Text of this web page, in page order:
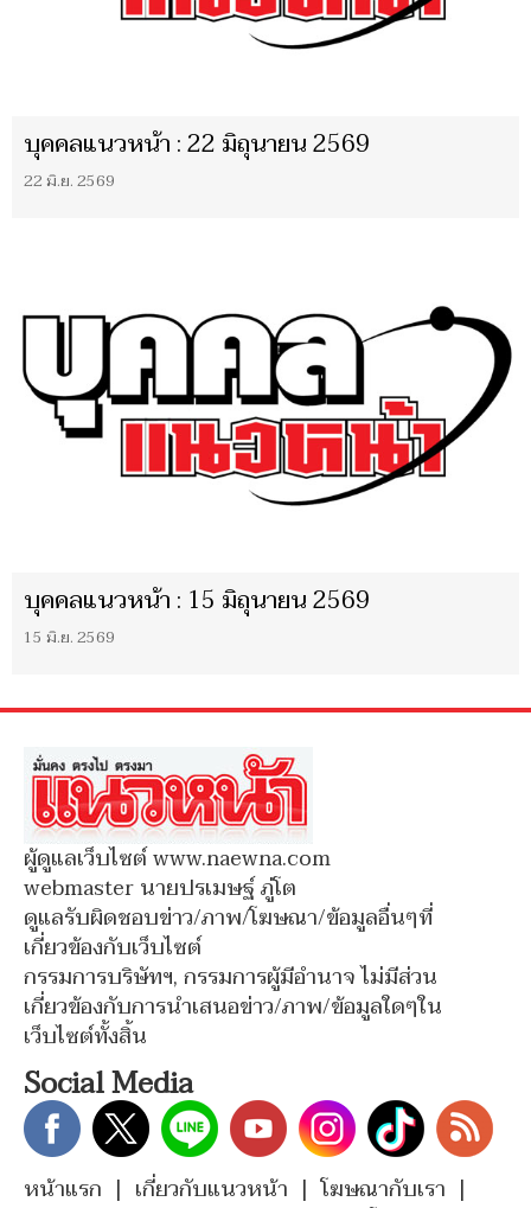
บุคคลแนวหน้า : 22 มิถุนายน 2569
22 มิ.ย. 2569
บุคคลแนวหน้า : 15 มิถุนายน 2569
15 มิ.ย. 2569
ผู้ดูแลเว็บไซต์ www.naewna.com
webmaster นายปรเมษฐ์ ภู่โต
ดูแลรับผิดชอบข่าว/ภาพ/โฆษณา/ข้อมูลอื่นๆที่
เกี่ยวข้องกับเว็บไซต์
กรรมการบริษัทฯ, กรรมการผู้มีอำนาจ ไม่มีส่วน
เกี่ยวข้องกับการนำเสนอข่าว/ภาพ/ข้อมูลใดๆใน
เว็บไซต์ทั้งสิ้น
Social Media
หน้าแรก | เกี่ยวกับแนวหน้า | โฆษณากับเรา |